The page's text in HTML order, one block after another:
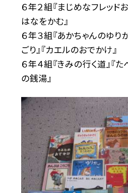
６年２組『まじめなフレッド
はなをかむ』
６年３組『あかちゃんのゆり
ごり』『カエルのおでかけ』
６年４組『きみの行く道』『
の銭湯』